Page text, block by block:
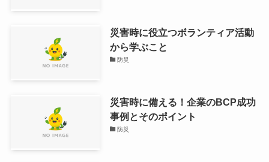
災害時に役立つボランティア活動
から学ぶこと
防災
災害時に備える！企業のBCP成功
事例とそのポイント
防災